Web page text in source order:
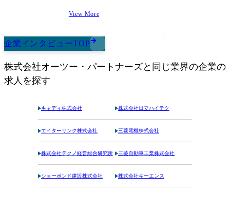
View More
企業インタビューTOP
株式会社オーツー・パートナーズと同じ業界の企業の
求人を探す
キャディ株式会社 株式会社日立ハイテク
エイターリンク株式会社 三菱電機株式会社
株式会社テクノ経営総合研究所 三菱自動車工業株式会社
ショーボンド建設株式会社 株式会社キーエンス